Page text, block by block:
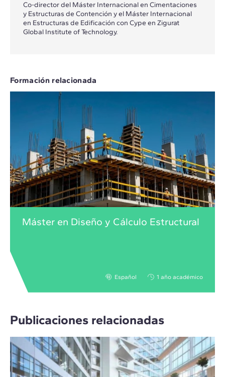
Co-director del Máster Internacional en Cimentaciones
y Estructuras de Contención y el Máster Internacional
en Estructuras de Edificación con Cype en Zigurat
Global Institute of Technology.
Formación relacionada
Máster en Diseño y Cálculo Estructural
Español 1 año académico
Publicaciones relacionadas